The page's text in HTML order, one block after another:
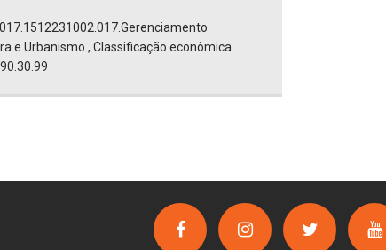
e Urbanismo., Classificação econômica